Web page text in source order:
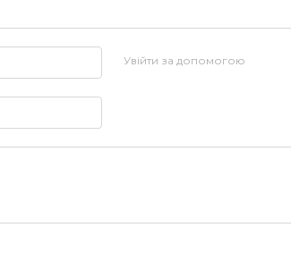
Увійти за допомогою